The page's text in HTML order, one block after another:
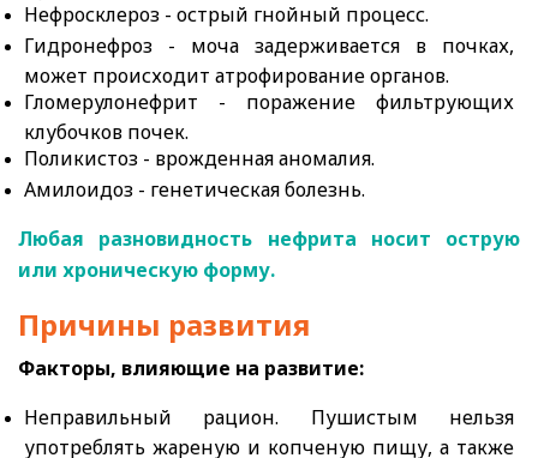
Нефросклероз - острый гнойный процесс.
Гидронефроз - моча задерживается в почках,
может происходит атрофирование органов.
Гломерулонефрит - поражение фильтрующих
клубочков почек.
Поликистоз - врожденная аномалия.
Амилоидоз - генетическая болезнь.
Любая разновидность нефрита носит острую
или хроническую форму.
Причины развития
Факторы, влияющие на развитие:
Неправильный рацион. Пушистым нельзя
употреблять жареную и копченую пищу, а также